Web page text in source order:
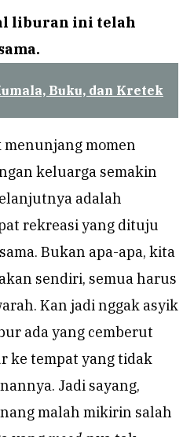
liburan ini telah
Buku, dan Kretek
momen
keluarga semakin
adalah
rekreasi yang dituju
Bukan apa-apa, kita
sendiri, semua harus
Kan jadi nggak asyik
ada yang cemberut
ke tempat yang tidak
Jadi sayang,
malah mikirin salah